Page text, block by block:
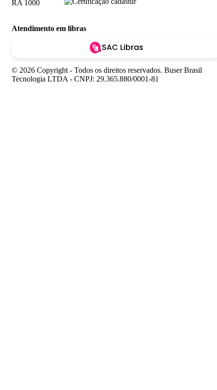
Atendimento em libras
SAC Libras
© 2026 Copyright - Todos os direitos reservados. Buser Brasil
Tecnologia LTDA - CNPJ: 29.365.880/0001-81